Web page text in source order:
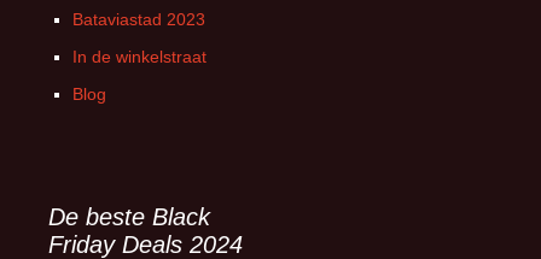
Bataviastad 2023
In de winkelstraat
Blog
De beste Black
Friday Deals 2024